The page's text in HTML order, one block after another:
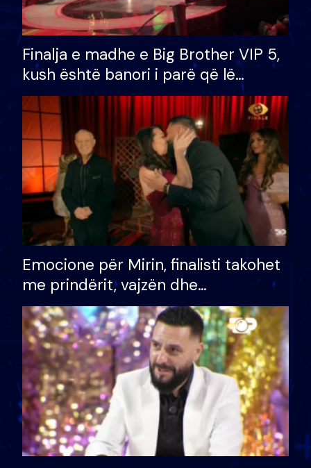
Finalja e madhe e Big Brother VIP 5,
kush është banori i parë që lë
shtëpinë dhe humb mundësinë për
të fituar çmimin e madh
Emocione për Mirin, finalisti takohet
me prindërit, vajzën dhe
bashkëshorten: S’kemi ndonjë letër
divorci apo jo?